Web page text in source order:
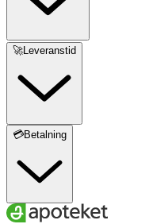
🚀Leveranstid
💳Betalning